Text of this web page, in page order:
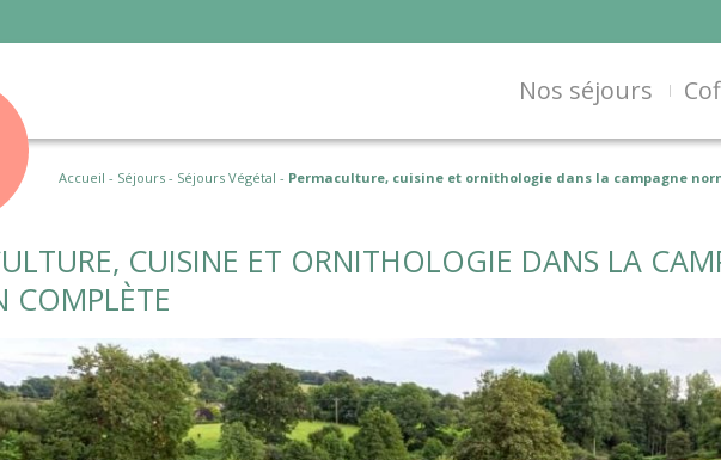
Nos séjours
Accueil - Séjours - Séjours Végétal - Permaculture, cuisine et ornithologie dans la campagne
CUISINE ET ORNITHOLOGIE DANS LA
COMPLÈTE